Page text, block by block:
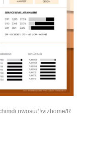
vizhome/R